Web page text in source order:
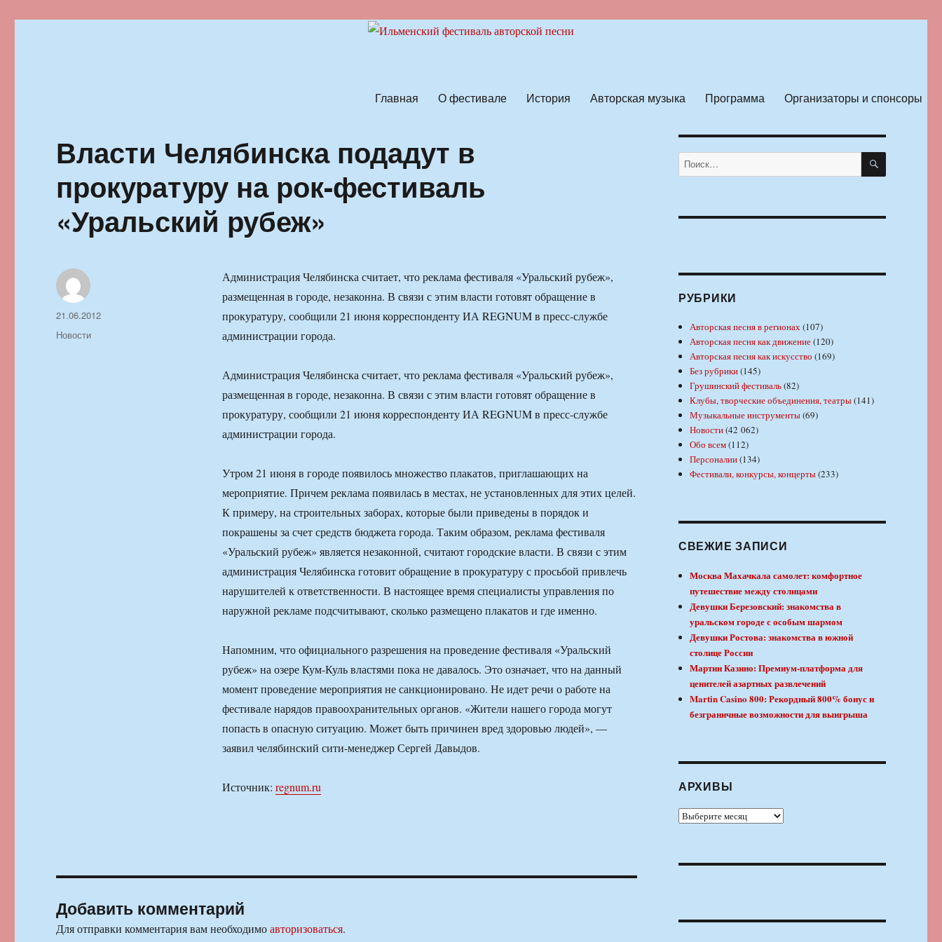
Главная О фестивале История Авторская музыка Программа Организаторы и спонсоры
Власти Челябинска подадут в
прокуратуру на рок-фестиваль
«Уральский рубеж»
Администрация Челябинска считает, что реклама фестиваля «Уральский рубеж»,
размещенная в городе, незаконна. В связи с этим власти готовят обращение в
прокуратуру, сообщили 21 июня корреспонденту ИА REGNUM в пресс-службе
администрации города.
Администрация Челябинска считает, что реклама фестиваля «Уральский рубеж»,
размещенная в городе, незаконна. В связи с этим власти готовят обращение в
прокуратуру, сообщили 21 июня корреспонденту ИА REGNUM в пресс-службе
администрации города.
Утром 21 июня в городе появилось множество плакатов, приглашающих на
мероприятие. Причем реклама появилась в местах, не установленных для этих целей.
К примеру, на строительных заборах, которые были приведены в порядок и
покрашены за счет средств бюджета города. Таким образом, реклама фестиваля
«Уральский рубеж» является незаконной, считают городские власти. В связи с этим
администрация Челябинска готовит обращение в прокуратуру с просьбой привлечь
нарушителей к ответственности. В настоящее время специалисты управления по
наружной рекламе подсчитывают, сколько размещено плакатов и где именно.
Напомним, что официального разрешения на проведение фестиваля «Уральский
рубеж» на озере Кум-Куль властями пока не давалось. Это означает, что на данный
момент проведение мероприятия не санкционировано. Не идет речи о работе на
фестивале нарядов правоохранительных органов. «Жители нашего города могут
попасть в опасную ситуацию. Может быть причинен вред здоровью людей», —
заявил челябинский сити-менеджер Сергей Давыдов.
Источник: regnum.ru
Автор
Опубликовано
21.06.2012
Рубрики
Новости
Добавить комментарий
Для отправки комментария вам необходимоавторизоваться.
Искать: ПОИСК
РУБРИКИ
Авторская песня в регионах(107)
Авторская песня как движение(120)
Авторская песня как искусство (169)
Без рубрики(145)
Грушинский фестиваль(82)
Клубы, творческие объединения, театры(141)
Музыкальные инструменты(69)
Новости(42 062)
Обо всем(112)
Персоналии(134)
Фестивали, конкурсы, концерты(233)
СВЕЖИЕ ЗАПИСИ
Москва Махачкала самолет: комфортное
путешествие между столицами
Девушки Березовский: знакомства в
уральском городе с особым шармом
Девушки Ростова: знакомства в южной
столице России
Мартин Казино: Премиум-платформа для
ценителей азартных развлечений
Martin Casino 800: Рекордный 800% бонус и
безграничные возможности для выигрыша
АРХИВЫ
Архивы